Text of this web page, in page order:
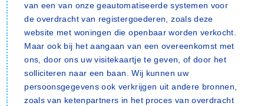
van een van onze geautomatiseerde systemen voor
de overdracht van registergoederen, zoals deze
website met woningen die openbaar worden verkocht.
Maar ook bij het aangaan van een overeenkomst met
ons, door ons uw visitekaartje te geven, of door het
solliciteren naar een baan. Wij kunnen uw
persoonsgegevens ook verkrijgen uit andere bronnen,
zoals van ketenpartners in het proces van overdracht